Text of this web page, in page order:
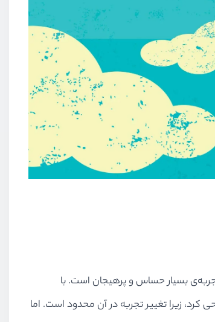
بسیار حساس و پرهیجان است. با
زیرا تغییر تجربه در آن محدود است. اما